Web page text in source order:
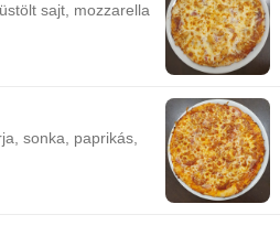
sajt, mozzarella
sonka, paprikás,